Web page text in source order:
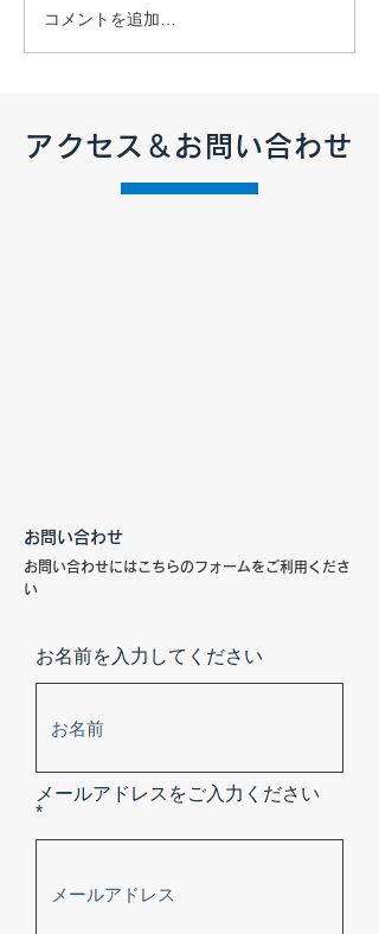
【2026年7月 定休日のお
知らせ】
コメントを追加…
アクセス＆お問い合わせ
お問い合わせ
お問い合わせにはこちらのフォームをご利用くださ
い
お名前を入力してください
メールアドレスをご入力ください